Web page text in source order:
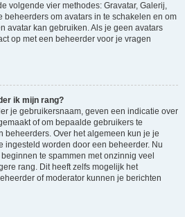
volgende vier methodes: Gravatar, Galerij,
beheerders om avatars in te schakelen en om
avatar kan gebruiken. Als je geen avatars
op met een beheerder voor je vragen
ik mijn rang?
je gebruikersnaam, geven een indicatie over
of om bepaalde gebruikers te
beheerders. Over het algemeen kun je je
ingesteld worden door een beheerder. Nu
te spammen met onzinnig veel
rang. Dit heeft zelfs mogelijk het
of moderator kunnen je berichten